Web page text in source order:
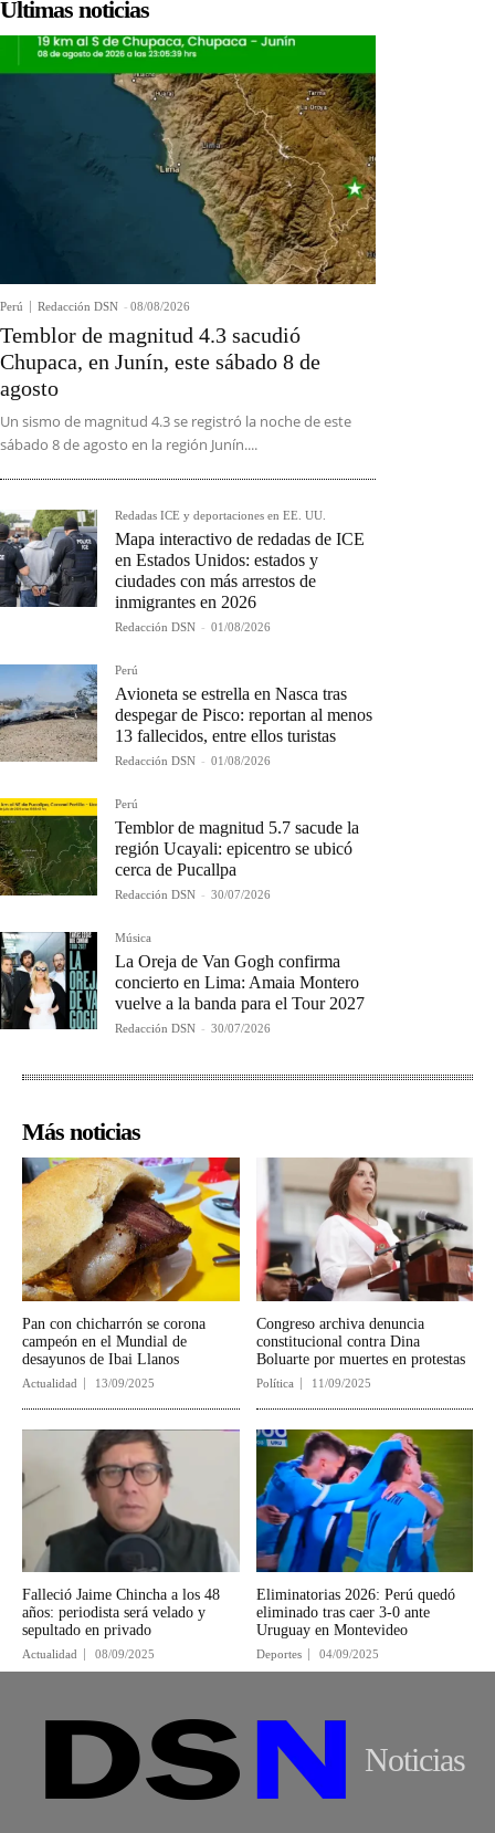
Últimas noticias
Perú Redacción DSN - 08/08/2026
Temblor de magnitud 4.3 sacudió
Chupaca, en Junín, este sábado 8 de
agosto
Un sismo de magnitud 4.3 se registró la noche de este
sábado 8 de agosto en la región Junín....
Redadas ICE y deportaciones en EE. UU.
Mapa interactivo de redadas de ICE
en Estados Unidos: estados y
ciudades con más arrestos de
inmigrantes en 2026
Redacción DSN - 01/08/2026
Perú
Avioneta se estrella en Nasca tras
despegar de Pisco: reportan al menos
13 fallecidos, entre ellos turistas
Redacción DSN - 01/08/2026
Perú
Temblor de magnitud 5.7 sacude la
región Ucayali: epicentro se ubicó
cerca de Pucallpa
Redacción DSN - 30/07/2026
Música
La Oreja de Van Gogh confirma
concierto en Lima: Amaia Montero
vuelve a la banda para el Tour 2027
Redacción DSN - 30/07/2026
Más noticias
Pan con chicharrón se corona
campeón en el Mundial de
desayunos de Ibai Llanos
Actualidad 13/09/2025
Congreso archiva denuncia
constitucional contra Dina
Boluarte por muertes en protestas
Política 11/09/2025
Falleció Jaime Chincha a los 48
años: periodista será velado y
sepultado en privado
Actualidad 08/09/2025
Eliminatorias 2026: Perú quedó
eliminado tras caer 3-0 ante
Uruguay en Montevideo
Deportes 04/09/2025
Noticias